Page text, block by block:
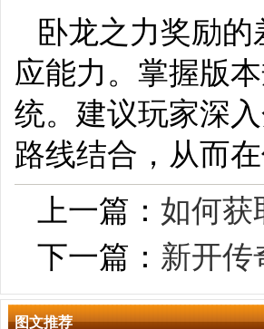
卧龙之力奖励
应能力。掌握版
统。建议玩家深
路线结合，从而
上一篇： 如何获
下一篇： 新开传
图文推荐